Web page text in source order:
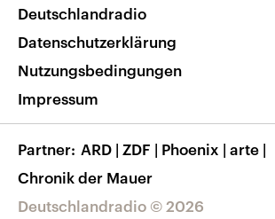
Nachrichten App
Frequenzen
Veranstaltungen
Musikliste
RSS
Barrierefreiheit
Deutschlandradio © 2026
Deutschlandradio
Datenschutzerklärung
Nutzungsbedingungen
Impressum
Partner ARD | ZDF | Phoenix | arte |
Chronik der Mauer